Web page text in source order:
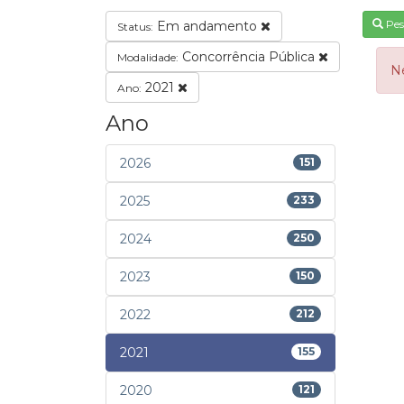
Status: Em andamento
Modalidade: Concorrência Pública
Ano: 2021
Ano
2026 151
2025 233
2024 250
2023 150
2022 212
2021 155
2020 121